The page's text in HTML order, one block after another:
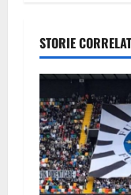
g
a
z
i
o
STORIE